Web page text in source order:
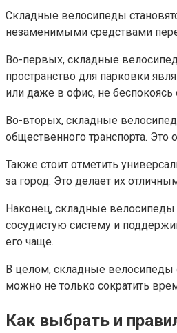
Складные велосипеды
незаменимыми средствами
Во-первых, складные
пространство для парковки
или даже в офис, не беспокоясь
Во-вторых, складные
общественного транспорта.
Также стоит отметить
за город. Это делает их
Наконец, складные велосипеды
сосудистую систему и
его чаще.
В целом, складные велосипеды
можно не только сократить
Как выбрать и